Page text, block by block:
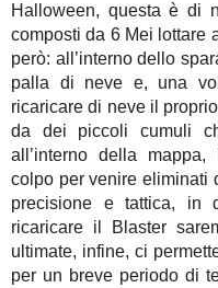
Halloween, questa è di
composti da 6 Mei lottare
però: all’interno dello
palla di neve e, una
ricaricare di neve il
da dei piccoli cumuli
all’interno della mappa,
colpo per venire eliminati
precisione e tattica, in
ricaricare il Blaster
ultimate, infine, ci
per un breve periodo di